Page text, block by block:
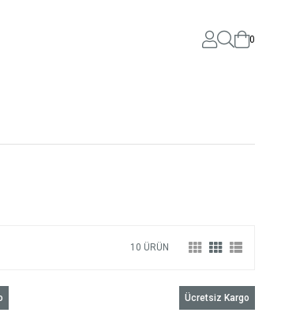
0
10 ÜRÜN
Ücretsiz Kargo